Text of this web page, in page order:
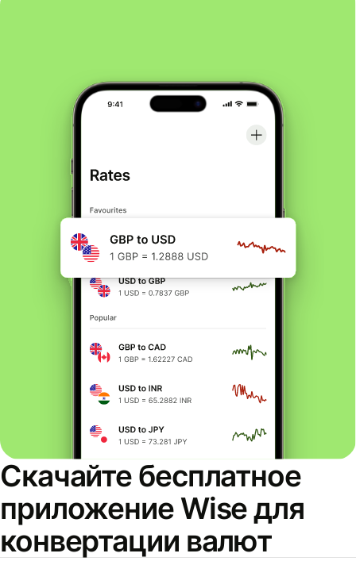
Скачайте бесплатное
приложение Wise для
конвертации валют